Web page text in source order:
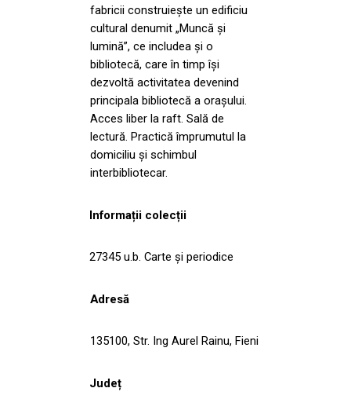
fabricii construieşte un edificiu
cultural denumit „Muncă şi
lumină”, ce includea şi o
bibliotecă, care în timp îşi
dezvoltă activitatea devenind
principala bibliotecă a oraşului.
Acces liber la raft. Sală de
lectură. Practică împrumutul la
domiciliu şi schimbul
interbibliotecar.
Informații colecții
27345 u.b. Carte şi periodice
Adresă
135100, Str. Ing Aurel Rainu, Fieni
Județ